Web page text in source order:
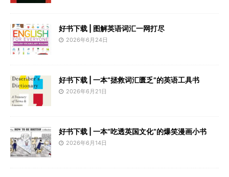
好书下载 | 图解英语词汇一网打尽
2026年6月24日
好书下载 | 一本“拯救词汇匮乏”的英语工具书
2026年6月21日
好书下载 | 一本“吃透英国文化”的爆笑漫画小书
2026年6月14日